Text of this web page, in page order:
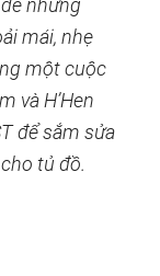
những
mái, nhẹ
một cuộc
và H’Hen
để sắm sửa
tủ đồ.